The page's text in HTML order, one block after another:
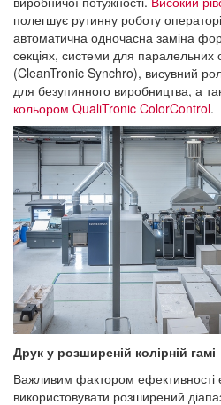
полегшує рутинну роботу
автоматична одночасна заміна
секціях, системи для паралельних
(CleanTronic Synchro), висувний
для безупинного виробництва, а
кольором QualiTronic ColorControl.
Друк у розширеній колірній гамі
Важливим фактором ефективності
використовувати розширений